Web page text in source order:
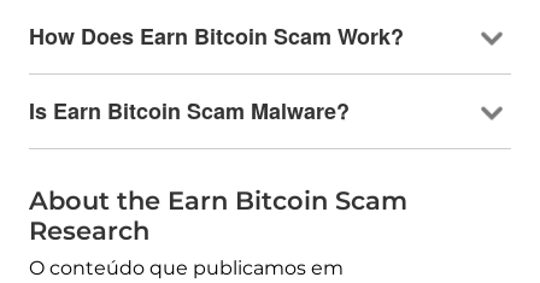
How Does Earn Bitcoin Scam Work?
Is Earn Bitcoin Scam Malware?
About the Earn Bitcoin Scam
Research
O conteúdo que publicamos em